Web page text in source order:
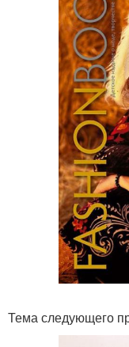
Тема следующего